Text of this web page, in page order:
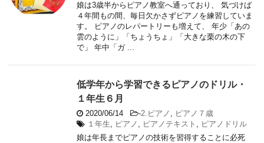
娘は3歳半からピアノ教室へ通っており、 気づけば
４年間もの間、毎日欠かさずピアノを練習していま
す。 ピアノのレパートリーも増えて、 年少「あの
雲のように」「ちょうちょ」「大きな栗の木の下
で」 年中「ガ ...
低学年から学習できるピアノのドリル・
１年生６月
2020/06/14 -2.ピアノ , ピアノ７歳
１年生, ピアノ , ピアノテキスト , ピアノドリル
娘は年長までピアノの技術を習得することに必死